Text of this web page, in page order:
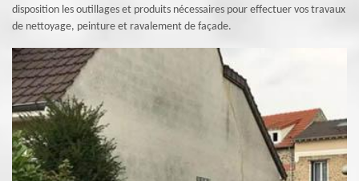
disposition les outillages et produits nécessaires pour effectuer vos travaux
de nettoyage, peinture et ravalement de façade.